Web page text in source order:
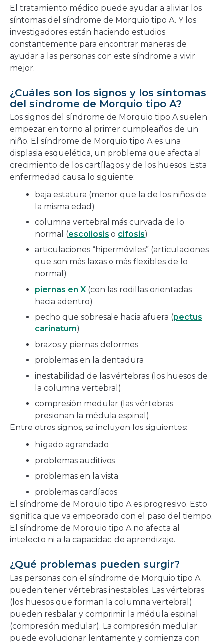
El tratamiento médico puede ayudar a aliviar los
síntomas del síndrome de Morquio tipo A. Y los
investigadores están haciendo estudios
constantemente para encontrar maneras de
ayudar a las personas con este síndrome a vivir
mejor.
¿Cuáles son los signos y los síntomas
del síndrome de Morquio tipo A?
Los signos del síndrome de Morquio tipo A suelen
empezar en torno al primer cumpleaños de un
niño. El síndrome de Morquio tipo A es una
displasia esquelética, un problema que afecta al
crecimiento de los cartílagos y de los huesos. Esta
enfermedad causa lo siguiente:
baja estatura (menor que la de los niños de
la misma edad)
columna vertebral más curvada de lo
normal (escoliosis o cifosis)
articulaciones “hipermóviles” (articulaciones
que son más laxas o más flexibles de lo
normal)
piernas en X (con las rodillas orientadas
hacia adentro)
pecho que sobresale hacia afuera (pectus
carinatum)
brazos y piernas deformes
problemas en la dentadura
inestabilidad de las vértebras (los huesos de
la columna vertebral)
compresión medular (las vértebras
presionan la médula espinal)
Entre otros signos, se incluyen los siguientes:
hígado agrandado
problemas auditivos
problemas en la vista
problemas cardíacos
El síndrome de Morquio tipo A es progresivo. Esto
significa que va empeorado con el paso del tiempo.
El síndrome de Morquio tipo A no afecta al
intelecto ni a la capacidad de aprendizaje.
¿Qué problemas pueden surgir?
Las personas con el síndrome de Morquio tipo A
pueden tener vértebras inestables. Las vértebras
(los huesos que forman la columna vertebral)
pueden resbalar y comprimir la médula espinal
(compresión medular). La compresión medular
puede evolucionar lentamente y comienza con